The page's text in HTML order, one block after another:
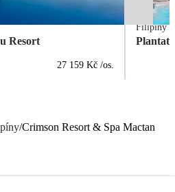
Resort
27 159 Kč /os.
Filipíny
/Crimson Resort & Spa Mactan